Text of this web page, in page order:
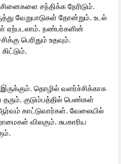
சந்திக்க நேரிடும்.
வேறுபாடுகள் தோன்றும். உடல்
ஏற்படலாம். நண்பர்களின்
பெரிதும் உதவும்.
தொழில் வளர்ச்சிக்காக
தரும். குடும்பத்தில் பெண்கள்
காட்டுவார்கள். வேலையில்
விலகும். சுபகாரிய